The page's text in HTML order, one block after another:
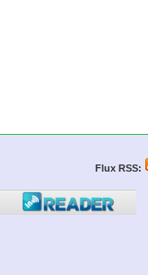
Flux RSS: